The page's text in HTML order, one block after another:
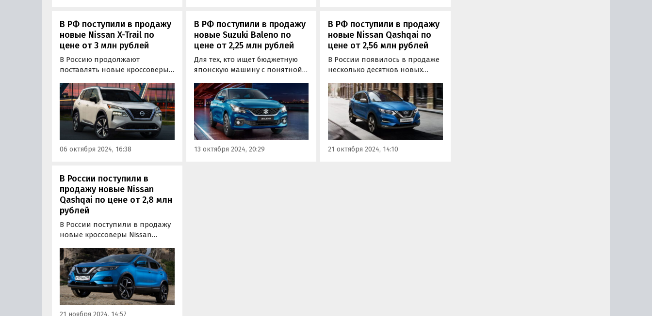
В РФ поступили в продажу
новые Nissan X-Trail по
цене от 3 млн рублей
В Россию продолжают
поставлять новые кроссоверы
поколения. Цены на них на
одном из крупнейших сайтов
объявлений в октябре стартуют
от 3 000 000 рублей, пишут
«Автоновости дня».
06 октября 2024, 16:38
В РФ поступили в продажу
новые Suzuki Baleno по
цене от 2,25 млн рублей
Для тех, кто ищет бюджетную
японскую машину с понятной
частные продавцы «по-
серому» привозят в РФ новые
Suzuki Baleno. Цены на эти
хэтчбеки, которые доступны
как из наличия, так и под
заказ, начинаются на одном
из…
13 октября 2024, 20:29
В РФ поступили в продажу
новые Nissan Qashqai по
цене от 2,56 млн рублей
В России появилось в продаже
несколько десятков новых
поколения, которые раньше
вместе с X-Trail выпускались на
бывшем заводе Nissan в Санкт-
Петербурге.
21 октября 2024, 14:10
В России поступили в
продажу новые Nissan
Qashqai по цене от 2,8 млн
рублей
В России поступили в продажу
новые кроссоверы Nissan
паркетники в том же кузове, в
котором они еще три года
назад выпускались в Санкт-
Петербурге, в ноябре просят на
классифайдах минимум 2 790
000 рублей, пишут…
21 ноября 2024, 14:57